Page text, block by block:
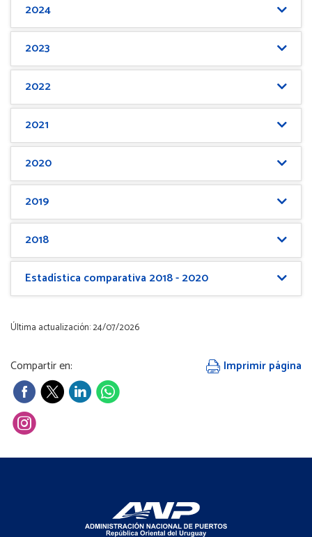
2024
2023
2022
2021
2020
2019
2018
Estadística comparativa 2018 - 2020
Última actualización: 24/07/2026
Compartir en: Imprimir página